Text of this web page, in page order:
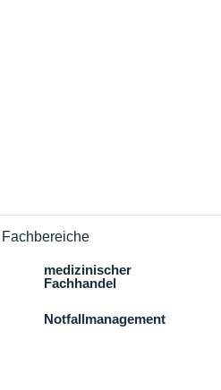
Fachbereiche
medizinischer
Fachhandel
Notfallmanagement